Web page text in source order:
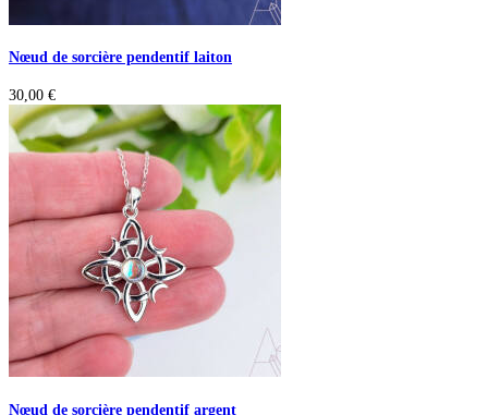
Nœud de sorcière pendentif laiton
30,00 €
Nœud de sorcière pendentif argent